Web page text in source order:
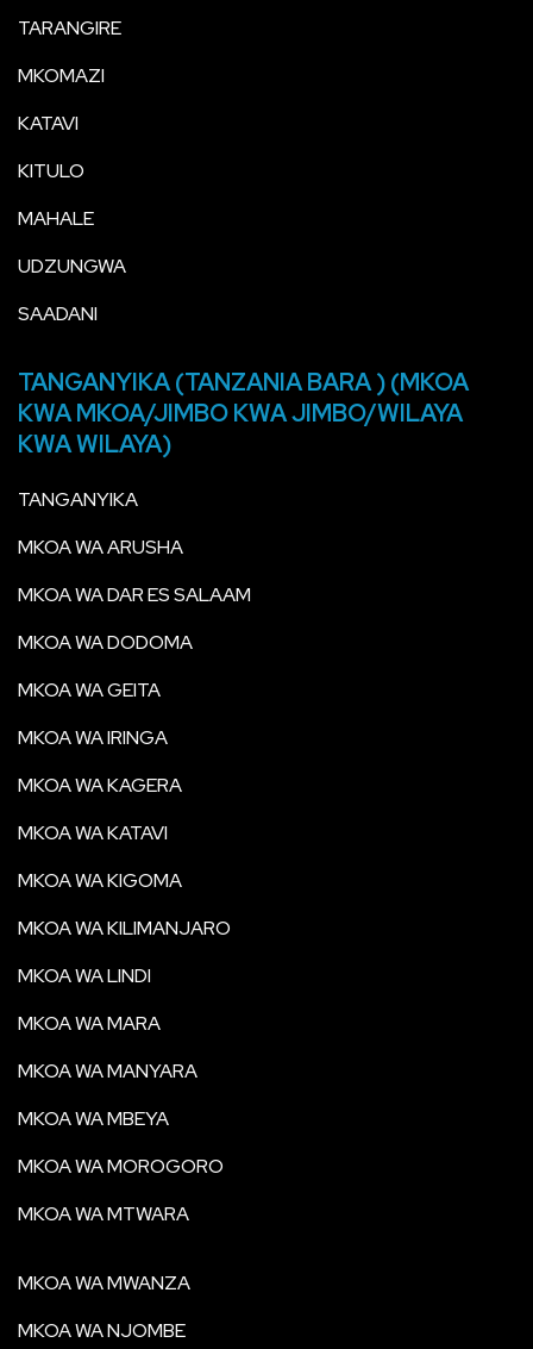
TARANGIRE
MKOMAZI
KATAVI
KITULO
MAHALE
UDZUNGWA
SAADANI
TANGANYIKA (TANZANIA BARA ) (MKOA
KWA MKOA/JIMBO KWA JIMBO/WILAYA
KWA WILAYA)
TANGANYIKA
MKOA WA ARUSHA
MKOA WA DAR ES SALAAM
MKOA WA DODOMA
MKOA WA GEITA
MKOA WA IRINGA
MKOA WA KAGERA
MKOA WA KATAVI
MKOA WA KIGOMA
MKOA WA KILIMANJARO
MKOA WA LINDI
MKOA WA MARA
MKOA WA MANYARA
MKOA WA MBEYA
MKOA WA MOROGORO
MKOA WA MTWARA
MKOA WA MWANZA
MKOA WA NJOMBE